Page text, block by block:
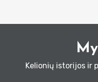
Kelionių istorijos ir